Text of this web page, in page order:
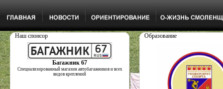
Наш спонсор
Багажник 67
Специализированный магазин автобагажников и всех
видов креплений
Образование